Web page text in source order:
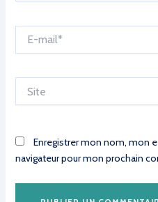
mail*
Enregistrer mon nom, mon
navigateur pour mon prochain